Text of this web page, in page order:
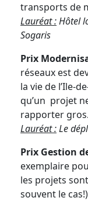
transports de
Lauréat :Hôtel
Sogaris
Prix
réseaux est
la vie de l’Ile-
qu’un projet
rapporter
Lauréat :Le
Prix Gestion
exemplaire
les projets
souvent le